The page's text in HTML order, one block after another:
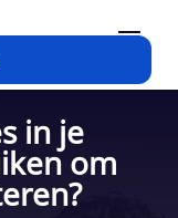
in je
om